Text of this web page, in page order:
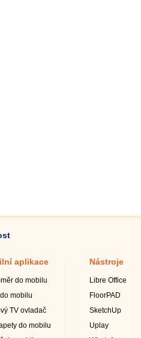
aplikace
do mobilu
mobilu
TV ovladač
do mobilu
Nástroje
Libre Office
FloorPAD
SketchUp
Uplay